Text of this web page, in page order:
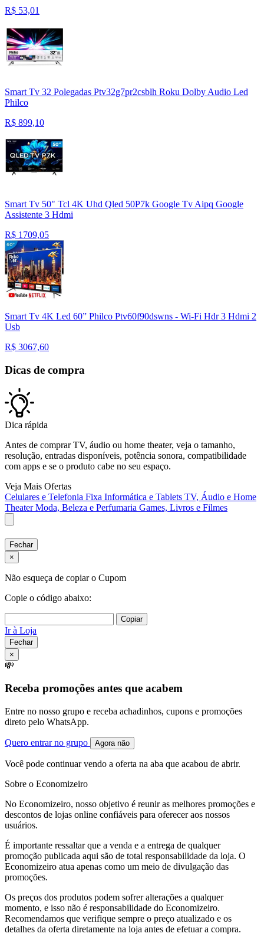
R$ 53,01
Smart Tv 32 Polegadas Ptv32g7pr2csblh Roku Dolby Audio Led
Philco
R$ 899,10
Smart Tv 50" Tcl 4K Uhd Qled 50P7k Google Tv Aipq Google
Assistente 3 Hdmi
R$ 1709,05
Smart Tv 4K Led 60” Philco Ptv60f90dswns - Wi-Fi Hdr 3 Hdmi 2
Usb
R$ 3067,60
Dicas de compra
Dica rápida
Antes de comprar TV, áudio ou home theater, veja o tamanho,
resolução, entradas disponíveis, potência sonora, compatibilidade
com apps e se o produto cabe no seu espaço.
Veja Mais Ofertas
Celulares e Telefonia Fixa Informática e Tablets TV, Áudio e Home
TheaterModa, Beleza e Perfumaria Games, Livros e Filmes
Fechar
×
Não esqueça de copiar o Cupom
Copie o código abaixo:
Copiar
Ir à Loja
Fechar
×
💸
Receba promoções antes que acabem
Entre no nosso grupo e receba achadinhos, cupons e promoções
direto pelo WhatsApp.
Quero entrar no grupo Agora não
Você pode continuar vendo a oferta na aba que acabou de abrir.
Sobre o Economizeiro
No Economizeiro, nosso objetivo é reunir as melhores promoções e
descontos de lojas online confiáveis para oferecer aos nossos
usuários.
É importante ressaltar que a venda e a entrega de qualquer
promoção publicada aqui são de total responsabilidade da loja. O
Economizeiro atua apenas como um meio de divulgação das
promoções.
Os preços dos produtos podem sofrer alterações a qualquer
momento, e isso não é responsabilidade do Economizeiro.
Recomendamos que verifique sempre o preço atualizado e os
detalhes da oferta diretamente na loja antes de efetuar a compra.